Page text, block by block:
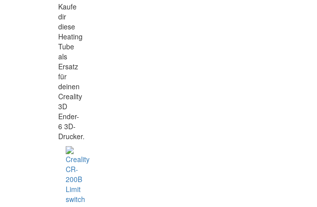
Kaufe
dir
diese
Heating
Tube
als
Ersatz
für
deinen
Creality
3D
Ender-
6 3D-
Drucker.